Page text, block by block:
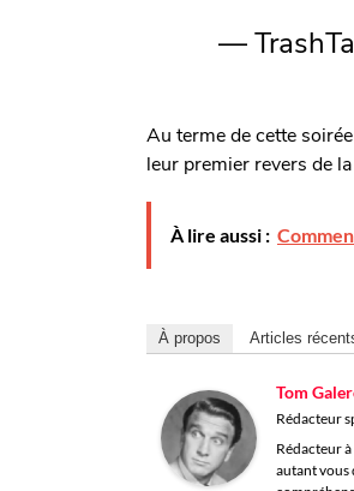
—
Au terme de cette
leur premier revers de
À lire aussi :
À propos Articles
Tom
Rédacteur
Rédacteur
autant vous